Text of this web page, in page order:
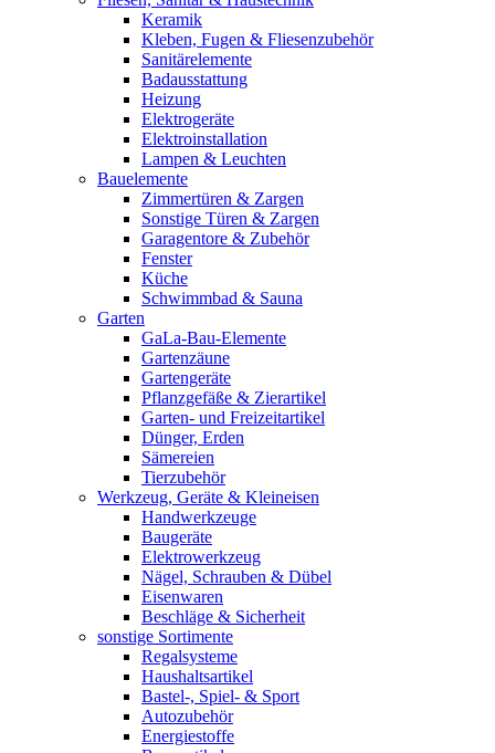
Keramik
Kleben, Fugen & Fliesenzubehör
Sanitärelemente
Badausstattung
Heizung
Elektrogeräte
Elektroinstallation
Lampen & Leuchten
Bauelemente
Zimmertüren & Zargen
Sonstige Türen & Zargen
Garagentore & Zubehör
Fenster
Küche
Schwimmbad & Sauna
Garten
GaLa-Bau-Elemente
Gartenzäune
Gartengeräte
Pflanzgefäße & Zierartikel
Garten- und Freizeitartikel
Dünger, Erden
Sämereien
Tierzubehör
Werkzeug, Geräte & Kleineisen
Handwerkzeuge
Baugeräte
Elektrowerkzeug
Nägel, Schrauben & Dübel
Eisenwaren
Beschläge & Sicherheit
sonstige Sortimente
Regalsysteme
Haushaltsartikel
Bastel-, Spiel- & Sport
Autozubehör
Energiestoffe